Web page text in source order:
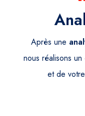
Après une
nous réalisons un
et de votre